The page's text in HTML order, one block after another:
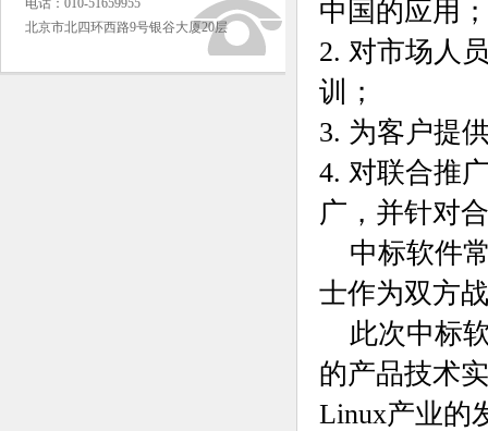
电话：010-51659955
北京市北四环西路9号银谷大厦20层
中国的应用
2. 对市场人
训；
3. 为客户提
4. 对联合推
广，并针对
中标软件常
士作为双方
此次中标软
的产品技术
Linux产业的